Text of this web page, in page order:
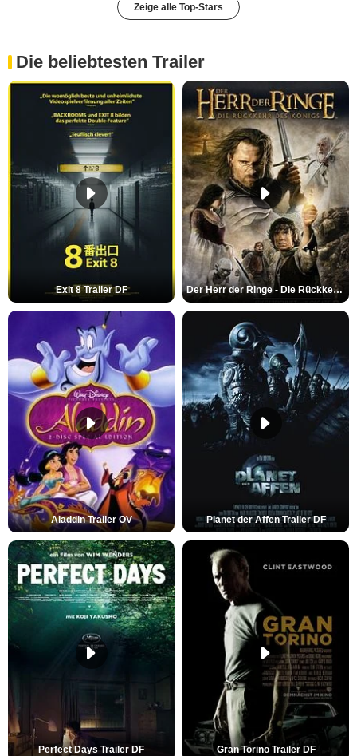
Zeige alle Top-Stars
Die beliebtesten Trailer
Exit 8 Trailer DF Der Herr der Ringe - Die Rückkehr des Königs Trailer OV
Aladdin Trailer OV Planet der Affen Trailer DF
Perfect Days Trailer DF Gran Torino Trailer DF